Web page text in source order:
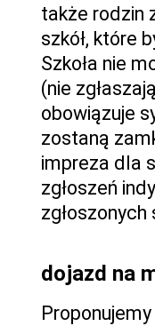
także rodzin
szkół, które
Szkoła nie
(nie
obowiązuje
zostaną
impreza dla
zgłoszeń
zgłoszonych
dojazd na